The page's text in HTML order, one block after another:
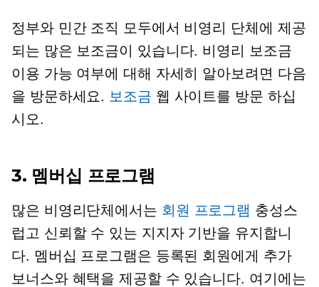
정부와 민간 조직 모두에서 비영리 단체에 제공
되는 많은 보조금이 있습니다. 비영리 보조금
이용 가능 여부에 대해 자세히 알아보려면 다음
을 방문하세요. 보조금 웹 사이트를 방문 하십
시오.
3. 멤버십 프로그램
많은 비영리단체에서는 회원 프로그램 충성스
럽고 신뢰할 수 있는 지지자 기반을 유지합니
다. 멤버십 프로그램은 등록된 회원에게 추가
보너스와 혜택을 제공할 수 있습니다. 여기에는